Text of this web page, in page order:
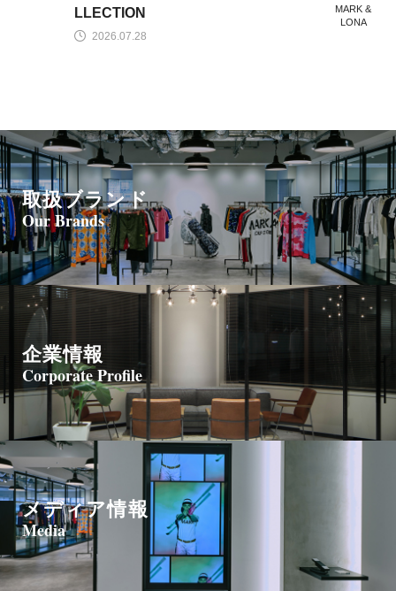
MARK &
LONA
2026.07.28
LLECTION
取扱ブランド
Our Brands
企業情報
Corporate Profile
メディア情報
Media